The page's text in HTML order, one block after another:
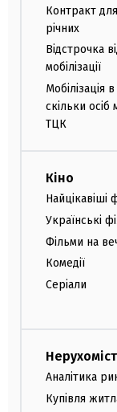
Контракт
річних
Відстрочка
мобілізації
Мобілізація в
скільки осіб
ТЦК
Кіно
Найцікавіші
Українські
Фільми на
Комедії
Серіали
Аналітика
Купівля